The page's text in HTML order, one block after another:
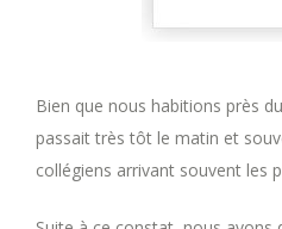
Bien que nous habitions près
passait très tôt le matin et
collégiens arrivant souvent les